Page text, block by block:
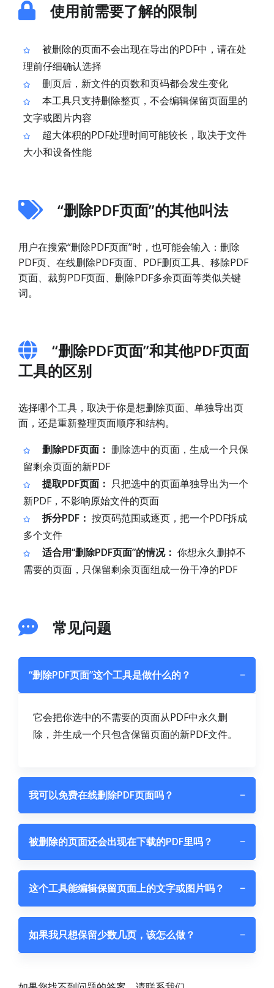
使用前需要了解的限制
被删除的页面不会出现在导出的PDF中，请在处
理前仔细确认选择
删页后，新文件的页数和页码都会发生变化
本工具只支持删除整页，不会编辑保留页面里的
文字或图片内容
超大体积的PDF处理时间可能较长，取决于文件
大小和设备性能
“删除PDF页面”的其他叫法
用户在搜索“删除PDF页面”时，也可能会输入：删除
PDF页、在线删除PDF页面、PDF删页工具、移除PDF
页面、裁剪PDF页面、删除PDF多余页面等类似关键
词。
“删除PDF页面”和其他PDF页面
工具的区别
选择哪个工具，取决于你是想删除页面、单独导出页
面，还是重新整理页面顺序和结构。
删除PDF页面： 删除选中的页面，生成一个只保
留剩余页面的新PDF
提取PDF页面： 只把选中的页面单独导出为一个
新PDF，不影响原始文件的页面
拆分PDF： 按页码范围或逐页，把一个PDF拆成
多个文件
适合用“删除PDF页面”的情况： 你想永久删掉不
需要的页面，只保留剩余页面组成一份干净的PDF
常见问题
“删除PDF页面”这个工具是做什么的？ −
它会把你选中的不需要的页面从PDF中永久删
除，并生成一个只包含保留页面的新PDF文件。
我可以免费在线删除PDF页面吗？ −
被删除的页面还会出现在下载的PDF里吗？ −
这个工具能编辑保留页面上的文字或图片吗？ −
如果我只想保留少数几页，该怎么做？ −